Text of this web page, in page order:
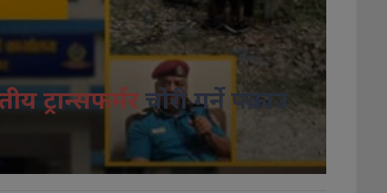
ट्रान्सफर्मरचोरी गर्ने पक्राउ